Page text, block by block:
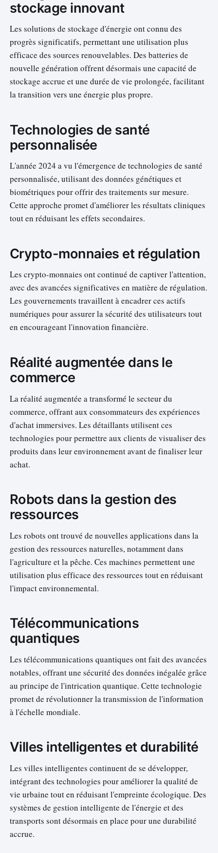
stockage innovant
Les solutions de stockage d'énergie ont connu des
progrès significatifs, permettant une utilisation plus
efficace des sources renouvelables. Des batteries de
nouvelle génération offrent désormais une capacité de
stockage accrue et une durée de vie prolongée, facilitant
la transition vers une énergie plus propre.
Technologies de santé
personnalisée
L'année 2024 a vu l'émergence de technologies de santé
personnalisée, utilisant des données génétiques et
biométriques pour offrir des traitements sur mesure.
Cette approche promet d'améliorer les résultats cliniques
tout en réduisant les effets secondaires.
Crypto-monnaies et régulation
Les crypto-monnaies ont continué de captiver l'attention,
avec des avancées significatives en matière de régulation.
Les gouvernements travaillent à encadrer ces actifs
numériques pour assurer la sécurité des utilisateurs tout
en encourageant l'innovation financière.
Réalité augmentée dans le
commerce
La réalité augmentée a transformé le secteur du
commerce, offrant aux consommateurs des expériences
d'achat immersives. Les détaillants utilisent ces
technologies pour permettre aux clients de visualiser des
produits dans leur environnement avant de finaliser leur
achat.
Robots dans la gestion des
ressources
Les robots ont trouvé de nouvelles applications dans la
gestion des ressources naturelles, notamment dans
l'agriculture et la pêche. Ces machines permettent une
utilisation plus efficace des ressources tout en réduisant
l'impact environnemental.
Télécommunications
quantiques
Les télécommunications quantiques ont fait des avancées
notables, offrant une sécurité des données inégalée grâce
au principe de l'intrication quantique. Cette technologie
promet de révolutionner la transmission de l'information
à l'échelle mondiale.
Villes intelligentes et durabilité
Les villes intelligentes continuent de se développer,
intégrant des technologies pour améliorer la qualité de
vie urbaine tout en réduisant l'empreinte écologique. Des
systèmes de gestion intelligente de l'énergie et des
transports sont désormais en place pour une durabilité
accrue.